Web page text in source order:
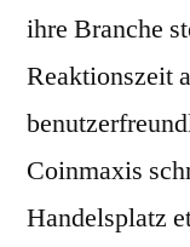
ihre Branche
Reaktionszeit
Coinmaxis
Handelsplatz